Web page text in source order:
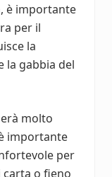
è importante
per il
la
la gabbia del
molto
importante
per
carta o fieno